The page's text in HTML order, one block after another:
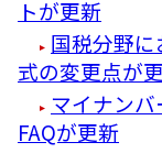
トが更新
国税分野
式の変更点が
マイナン
FAQが更新